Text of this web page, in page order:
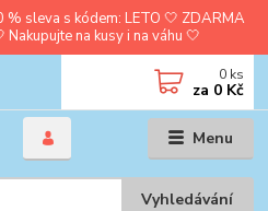
sleva s kódem: LETO 🤍 ZDARMA
na kusy i na váhu 🤍
Menu
Vyhledávání
0 ks
za 0 Kč